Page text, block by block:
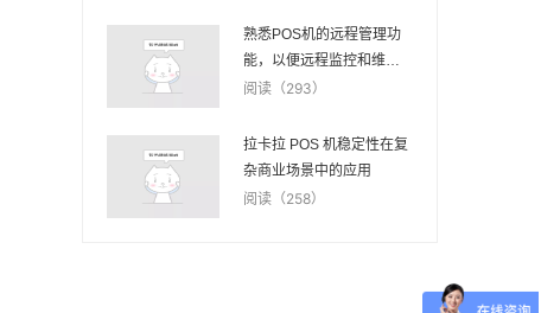
熟悉POS机的远程管理功
能，以便远程监控和维
护。
阅读（293）
拉卡拉 POS 机稳定性在复
杂商业场景中的应用
阅读（258）